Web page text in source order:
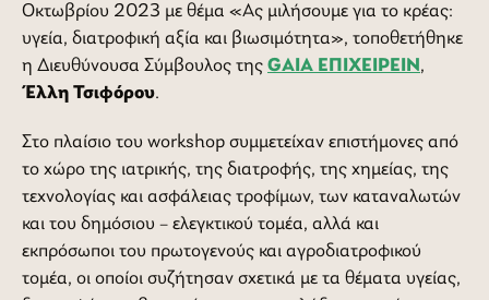
Οκτωβρίου 2023 με θέμα «Ας μιλήσουμε για το κρέας:
υγεία, διατροφική αξία και βιωσιμότητα», τοποθετήθηκε
η Διευθύνουσα Σύμβουλος της GAIA ΕΠΙΧΕΙΡΕΙΝ,
Έλλη Τσιφόρου.
Στο πλαίσιο του workshop συμμετείχαν επιστήμονες από
το χώρο της ιατρικής, της διατροφής, της χημείας, της
τεχνολογίας και ασφάλειας τροφίμων, των καταναλωτών
και του δημόσιου – ελεγκτικού τομέα, αλλά και
εκπρόσωποι του πρωτογενούς και αγροδιατροφικού
τομέα, οι οποίοι συζήτησαν σχετικά με τα θέματα υγείας,